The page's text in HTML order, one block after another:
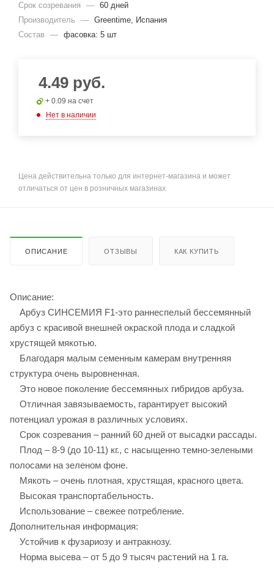
Срок созревания — 60 дней
Производитель
— Greentime, Испания
Состав
— фасовка: 5 шт
4.49 руб.
+ 0.09 на счет
Нет в наличии
Цена действительна только для интернет-магазина и может
отличаться от цен в розничных магазинах
ОПИСАНИЕ ОТЗЫВЫ КАК КУПИТЬ
Описание:
Арбуз СИНСЕМИЯ F1-это раннеспелый бессемянный
арбуз с красивой внешней окраской плода и сладкой
хрустящей мякотью.
Благодаря малым семенным камерам внутренняя
структура очень выровненная.
Это новое поколение бессемянных гибридов арбуза.
Отличная завязываемость, гарантирует высокий
потенциал урожая в различных условиях.
Срок созревания – ранний 60 дней от высадки рассады.
Плод – 8-9 (до 10-11) кг., с насыщенно темно-зелеными
полосами на зеленом фоне.
Мякоть – очень плотная, хрустящая, красного цвета.
Высокая транспортабельность.
Использование – свежее потребление.
Дополнительная информация:
Устойчив к фузариозу и антракнозу.
Норма высева – от 5 до 9 тысяч растений на 1 га.